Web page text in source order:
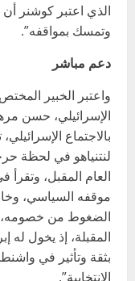
الذي اعتبر كوشنر
وتمسك بمواقفه”.
دعم مباشر
واعتبر الخبير
الإسرائيلي، حسن
بالاجتماع
لنتنياهو في لحظة
العام المقبل،
موقفه السياسي،
الضغوط من خصومه،
المقبلة، إذ يخول له
بثقة وتأثير في
الانتخابية”.